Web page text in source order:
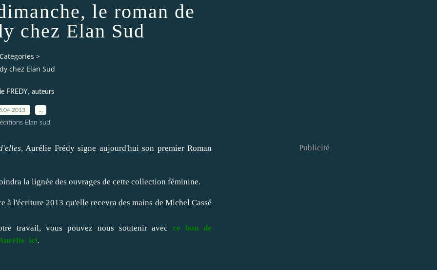
le roman de
chez Elan Sud
Categories >
chez Elan Sud
FREDY, auteurs
Elan sud
, Aurélie Frédy signe aujourd'hui son premier Roman
la lignée des ouvrages de cette collection féminine.
à l'écriture 2013 qu'elle recevra des mains de Michel Cassé
travail, vous pouvez nous soutenir avecce bon de
ici.
Publicité